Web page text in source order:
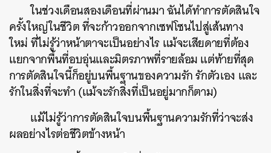
ในช่วงเดือนสองเดือนที่ผ่านมา ฉันได้ทำการตัดสินใจ
ครั้งใหญ่ในชีวิต ที่จะก้าวออกจากเซฟโซนไปสู่เส้นทาง
ใหม่ ที่ไม่รู้ว่าหน้าตาจะเป็นอย่างไร แม้จะเสียดายที่ต้อง
แยกจากพื้นที่อบอุ่นและมิตรภาพที่รายล้อม แต่ท้ายที่สุด
การตัดสินใจนี้ก็อยู่บนพื้นฐานของความรัก รักตัวเอง และ
รักในสิ่งที่จะทำ (แม้จะรักสิ่งที่เป็นอยู่มากก็ตาม)
แม้ไม่รู้ว่าการตัดสินใจบนพื้นฐานความรักที่ว่าจะส่ง
ผลอย่างไรต่อชีวิตข้างหน้า